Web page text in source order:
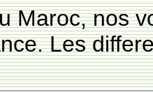
Maroc, nos
Les